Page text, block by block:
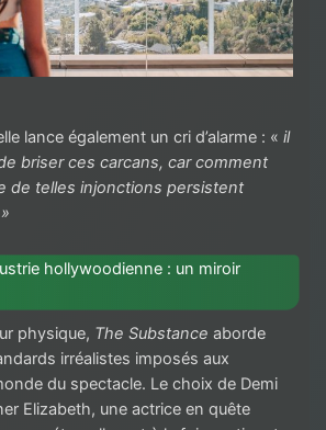
lance également un cri d’alarme : « il
briser ces carcans, car comment
de telles injonctions persistent
hollywoodienne : un miroir
physique, The Substance aborde
irréalistes imposés aux
du spectacle. Le choix de Demi
Elizabeth, une actrice en quête